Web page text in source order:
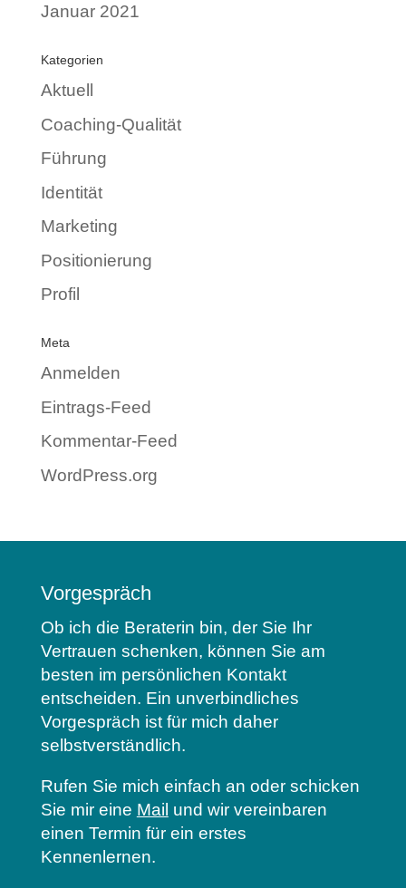
Januar 2021
Kategorien
Aktuell
Coaching-Qualität
Führung
Identität
Marketing
Positionierung
Profil
Meta
Anmelden
Eintrags-Feed
Kommentar-Feed
WordPress.org
Vorgespräch
Ob ich die Beraterin bin, der Sie Ihr
Vertrauen schenken, können Sie am
besten im persönlichen Kontakt
entscheiden. Ein unverbindliches
Vorgespräch ist für mich daher
selbstverständlich.
Rufen Sie mich einfach an oder schicken
Sie mir eine Mail und wir vereinbaren
einen Termin für ein erstes
Kennenlernen.